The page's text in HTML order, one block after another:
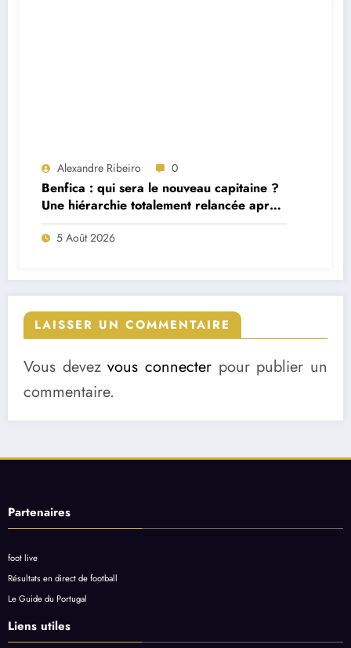
Alexandre Ribeiro 0
Benfica : qui sera le nouveau capitaine ?
Une hiérarchie totalement relancée après
deux départs majeurs
5 Août 2026
LAISSER UN COMMENTAIRE
Vous devezvous connecter pour publier un
commentaire.
Partenaires
foot live
Résultats en direct de football
Le Guide du Portugal
Liens utiles